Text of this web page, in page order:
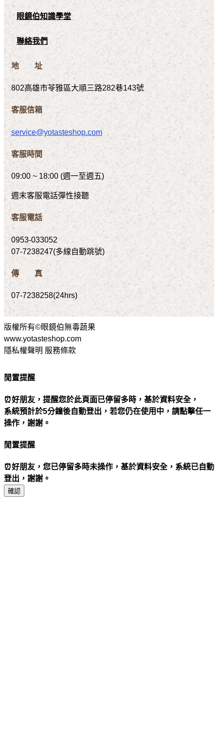
眼鏡伯知識學堂
聯絡我們
地 址
802高雄市苓雅區大順三路282巷143號
客服信箱
service@yotasteshop.com
客服時間
09:00 ~ 18:00 (週一至週五)
週末客服電話彈性接聽
客服電話
0953-033052
07-7238247(多線自動跳號)
傳 真
07-7238258(24hrs)
版權所有©眼鏡伯無毒蔬果
www.yotasteshop.com
隱私權聲明 服務條款
閒置提醒
⏰好朋友，提醒您於此頁面已停留多時，基於資料安全，
系統預計於5分鐘後自動登出，若您仍在使用中，請點擊任一
操作，謝謝。
閒置提醒
⏰好朋友，您已停留多時未操作，基於資料安全，系統已自動
登出，謝謝。
確認